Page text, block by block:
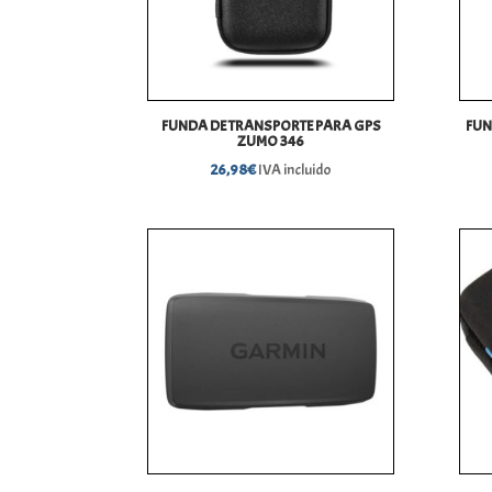
FUNDA DE TRANSPORTE PARA GPS
ZUMO 346
26,98€IVA incluido